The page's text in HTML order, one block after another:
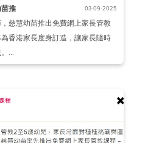
推 03-09-2025
慈慧幼苗推出免費網上家長管教
香港家長度身訂造，讓家長隨時
...